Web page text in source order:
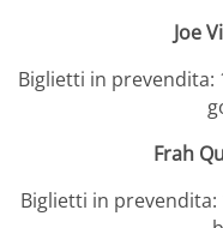
Joe
Biglietti in prevendita:
Frah
Biglietti in prevendita: